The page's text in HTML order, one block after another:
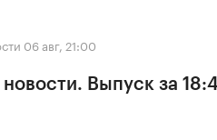
06 авг, 21:00
новости. Выпуск за